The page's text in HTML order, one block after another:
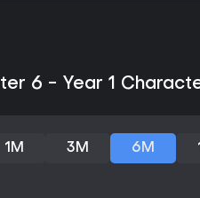
6 - Year 1
1M 3M 6M